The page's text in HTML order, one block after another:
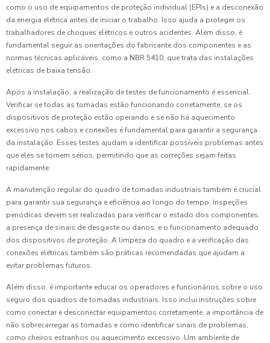
como o uso de equipamentos de proteção individual (EPIs) e a desconexão
da energia elétrica antes de iniciar o trabalho. Isso ajuda a proteger os
trabalhadores de choques elétricos e outros acidentes. Além disso, é
fundamental seguir as orientações do fabricante dos componentes e as
normas técnicas aplicáveis, como a NBR 5410, que trata das instalações
elétricas de baixa tensão.
Após a instalação, a realização de testes de funcionamento é essencial.
Verificar se todas as tomadas estão funcionando corretamente, se os
dispositivos de proteção estão operando e se não há aquecimento
excessivo nos cabos e conexões é fundamental para garantir a segurança
da instalação. Esses testes ajudam a identificar possíveis problemas antes
que eles se tornem sérios, permitindo que as correções sejam feitas
rapidamente.
A manutenção regular do quadro de tomadas industriais também é crucial
para garantir sua segurança e eficiência ao longo do tempo. Inspeções
periódicas devem ser realizadas para verificar o estado dos componentes,
a presença de sinais de desgaste ou danos, e o funcionamento adequado
dos dispositivos de proteção. A limpeza do quadro e a verificação das
conexões elétricas também são práticas recomendadas que ajudam a
evitar problemas futuros.
Além disso, é importante educar os operadores e funcionários sobre o uso
seguro dos quadros de tomadas industriais. Isso inclui instruções sobre
como conectar e desconectar equipamentos corretamente, a importância de
não sobrecarregar as tomadas e como identificar sinais de problemas,
como cheiros estranhos ou aquecimento excessivo. Um ambiente de